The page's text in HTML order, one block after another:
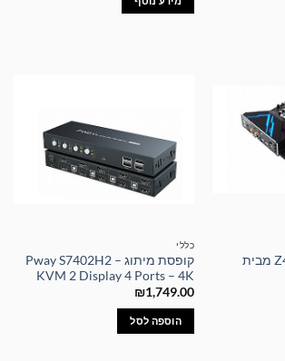
לוח אם דגם Z490GTA מבית
כללי
קופסת מיתוג – Pway S7402H2
KVM 2 Display 4 Ports – 4K
₪1,749.00
הוספה לסל